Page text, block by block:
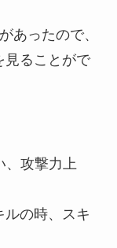
あったので、
見ることがで
、攻撃力上
の時、スキ